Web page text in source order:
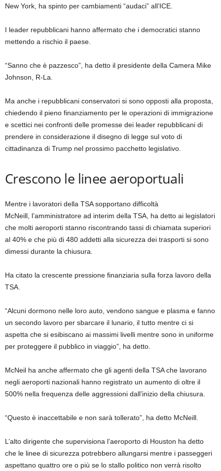
New York, ha spinto per cambiamenti “audaci” all’ICE.
I leader repubblicani hanno affermato che i democratici stanno
mettendo a rischio il paese.
“Sanno che è pazzesco”, ha detto il presidente della Camera Mike
Johnson, R-La.
Ma anche i repubblicani conservatori si sono opposti alla proposta,
chiedendo il pieno finanziamento per le operazioni di immigrazione
e scettici nei confronti delle promesse dei leader repubblicani di
prendere in considerazione il disegno di legge sul voto di
cittadinanza di Trump nel prossimo pacchetto legislativo.
Crescono le linee aeroportuali
Mentre i lavoratori della TSA sopportano difficoltà
McNeill, l’amministratore ad interim della TSA, ha detto ai legislatori
che molti aeroporti stanno riscontrando tassi di chiamata superiori
al 40% e che più di 480 addetti alla sicurezza dei trasporti si sono
dimessi durante la chiusura.
Ha citato la crescente pressione finanziaria sulla forza lavoro della
TSA.
“Alcuni dormono nelle loro auto, vendono sangue e plasma e fanno
un secondo lavoro per sbarcare il lunario, il tutto mentre ci si
aspetta che si esibiscano ai massimi livelli mentre sono in uniforme
per proteggere il pubblico in viaggio”, ha detto.
McNeil ha anche affermato che gli agenti della TSA che lavorano
negli aeroporti nazionali hanno registrato un aumento di oltre il
500% nella frequenza delle aggressioni dall’inizio della chiusura.
“Questo è inaccettabile e non sarà tollerato”, ha detto McNeill.
L’alto dirigente che supervisiona l’aeroporto di Houston ha detto
che le linee di sicurezza potrebbero allungarsi mentre i passeggeri
aspettano quattro ore o più se lo stallo politico non verrà risolto